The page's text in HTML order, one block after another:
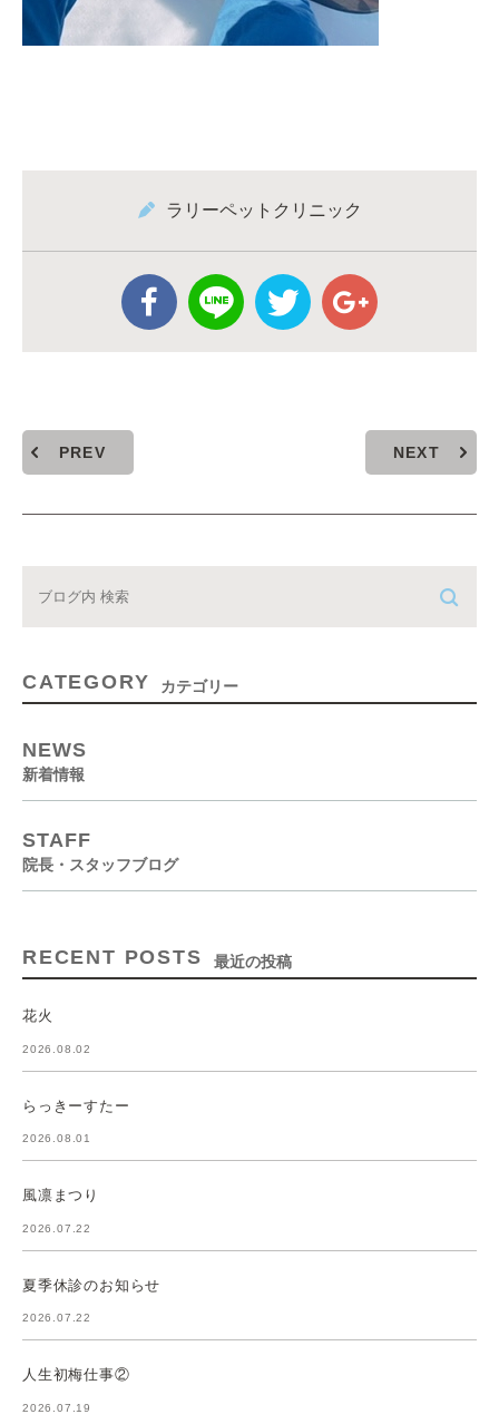
ラリーペットクリニック
PREV NEXT
CATEGORY カテゴリー
NEWS
新着情報
STAFF
院長・スタッフブログ
RECENT POSTS 最近の投稿
花火
2026.08.02
らっきーすたー
2026.08.01
風凛まつり
2026.07.22
夏季休診のお知らせ
2026.07.22
人生初梅仕事②
2026.07.19